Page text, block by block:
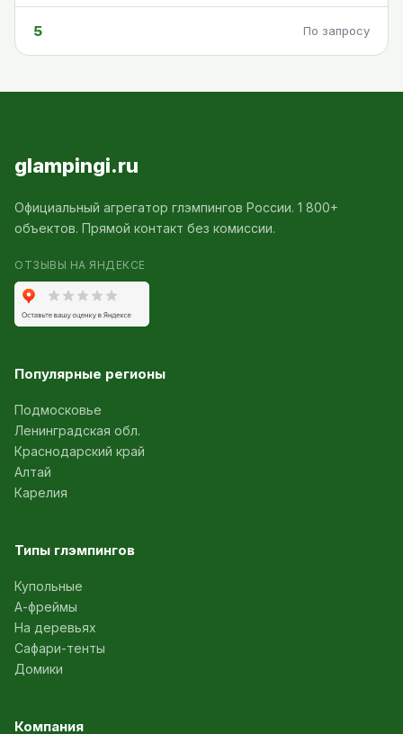
5 По запросу
glampingi.ru
Официальный агрегатор глэмпингов России. 1 800+
объектов. Прямой контакт без комиссии.
ОТЗЫВЫ НА ЯНДЕКСЕ
Популярные регионы
Подмосковье
Ленинградская обл.
Краснодарский край
Алтай
Карелия
Типы глэмпингов
Купольные
А-фреймы
На деревьях
Сафари-тенты
Домики
Компания